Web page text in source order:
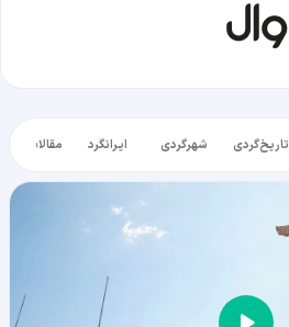
تاریخ‌گردی شهرگردی ایرانگرد مقالات